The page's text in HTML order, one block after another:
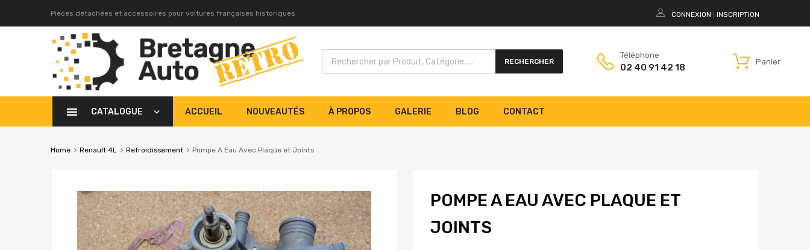
Pièces détachées et accessoires pour voitures françaises historiques CONNEXION INSCRIPTION
RECHERCHER
Téléphone
02 40 91 42 18
Panier
CATALOGUE ACCUEIL NOUVEAUTÉS À PROPOS GALERIE BLOG CONTACT
Home Renault 4L Refroidissement Pompe A Eau Avec Plaque et Joints
POMPE A EAU AVEC PLAQUE ET
JOINTS